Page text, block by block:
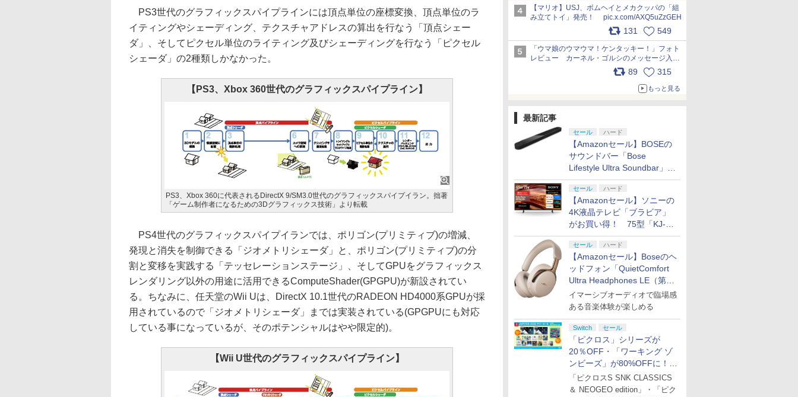
pic.x.com/Kgl04hZaeg
【マリオ】USJ、ボムヘイとメカクッパの「組
み立てトイ」発売！ pic.x.com/AXQ5uZzGEH
131 549
「ウマ娘のウマウマ！ケンタッキー！」フォト
レビュー カーネル・ゴルシのメッセージ入り
パッケージや描き下ろしトレカなどが登場
89 315
もっと見る
最新記事
セール ハード
【Amazonセール】BOSEの
サウンドバー「Bose
Lifestyle Ultra Soundbar」
や、サブウーファー「Bose
Lifestyle Ultra Subwoofer」
などお買い得！
セール ハード
【Amazonセール】ソニーの
4K液晶テレビ「ブラビア」
がお買い得！ 75型「KJ-
75X75WL」などラインナッ
プ
セール ハード
【Amazonセール】Boseのヘ
ッドフォン「QuietComfort
Ultra Headphones LE（第2
世代）」などお買い得価格で
登場
イマーシブオーディオで臨場感
ある音楽体験が楽しめる
Switch セール
「ピクロス」シリーズが
20％OFF・「ワーキング ゾ
ンビーズ」が80%OFFに！
「ジュピターサマーセール
2026」開催
「ピクロスS SNK CLASSICS
＆ NEOGEO edition」・「ピク
PS3世代のグラフィックスパイプラインには頂点単位の座標変換、頂点単位のラ
イティングやシェーディング、テクスチャアドレスの算出を行なう「頂点シェー
ダ」、そしてピクセル単位のライティング及びシェーディングを行なう「ピクセル
シェーダ」の2種類しかなかった。
【PS3、Xbox 360世代のグラフィックスパイプライン】
PS3、Xbox 360に代表されるDirectX 9/SM3.0世代のグラフィックスパイプイラン。拙著
「ゲーム制作者になるための3Dグラフィックス技術」より転載
PS4世代のグラフィックスパイプイランでは、ポリゴン(プリミティブ)の増減、
発現と消失を制御できる「ジオメトリシェーダ」と、ポリゴン(プリミティブ)の分
割と変移を実践する「テッセレーションステージ」、そしてGPUをグラフィックス
レンダリング以外の用途に活用できるComputeShader(GPGPU)が新設されてい
る。ちなみに、任天堂のWii Uは、DirectX 10.1世代のRADEON HD4000系GPUが採
用されているので「ジオメトリシェーダ」までは実装されている(GPGPUにも対応
している事になっているが、そのポテンシャルはやや限定的)。
【Wii U世代のグラフィックスパイプライン】